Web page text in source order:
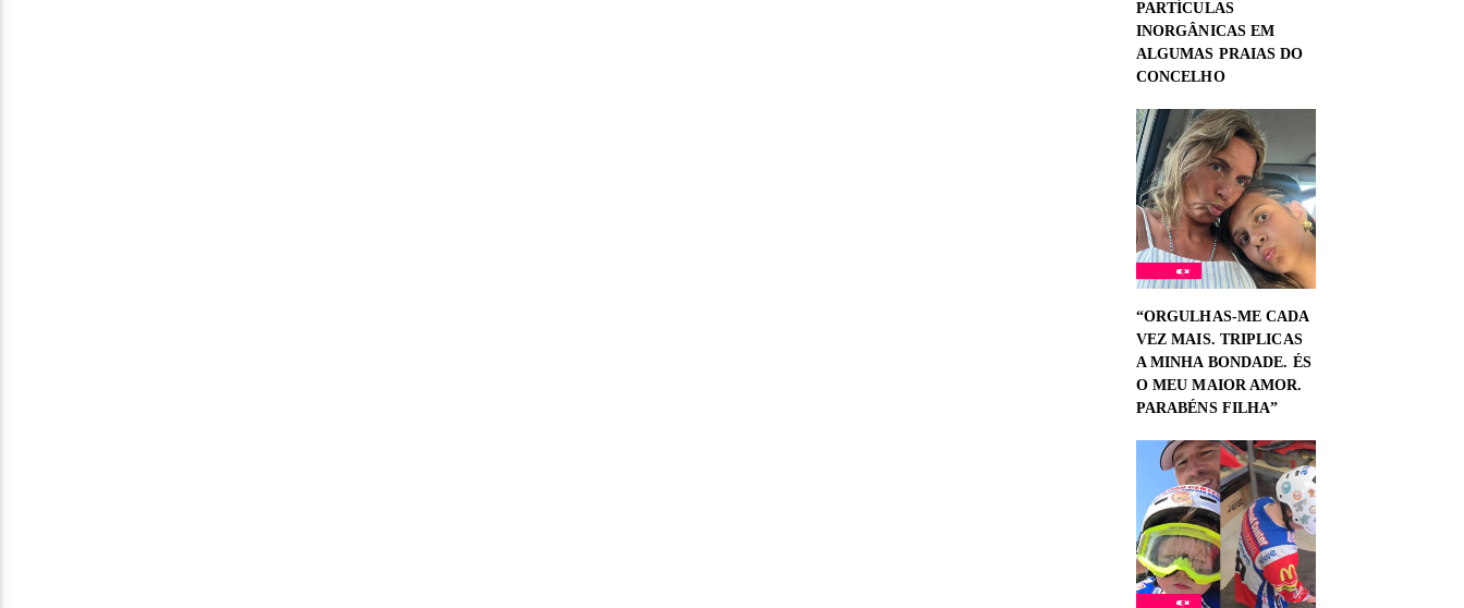
PARTÍCULAS
INORGÂNICAS EM
ALGUMAS PRAIAS DO
CONCELHO
“ORGULHAS-ME CADA
VEZ MAIS. TRIPLICAS
A MINHA BONDADE. ÉS
O MEU MAIOR AMOR.
PARABÉNS FILHA”